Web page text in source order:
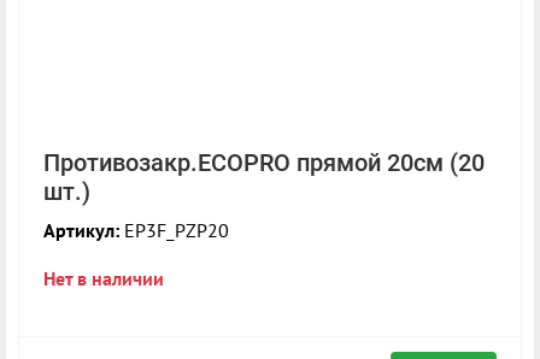
Противозакр.ECOPRO прямой 20см (20
шт.)
Артикул: EP3F_PZP20
Нет в наличии